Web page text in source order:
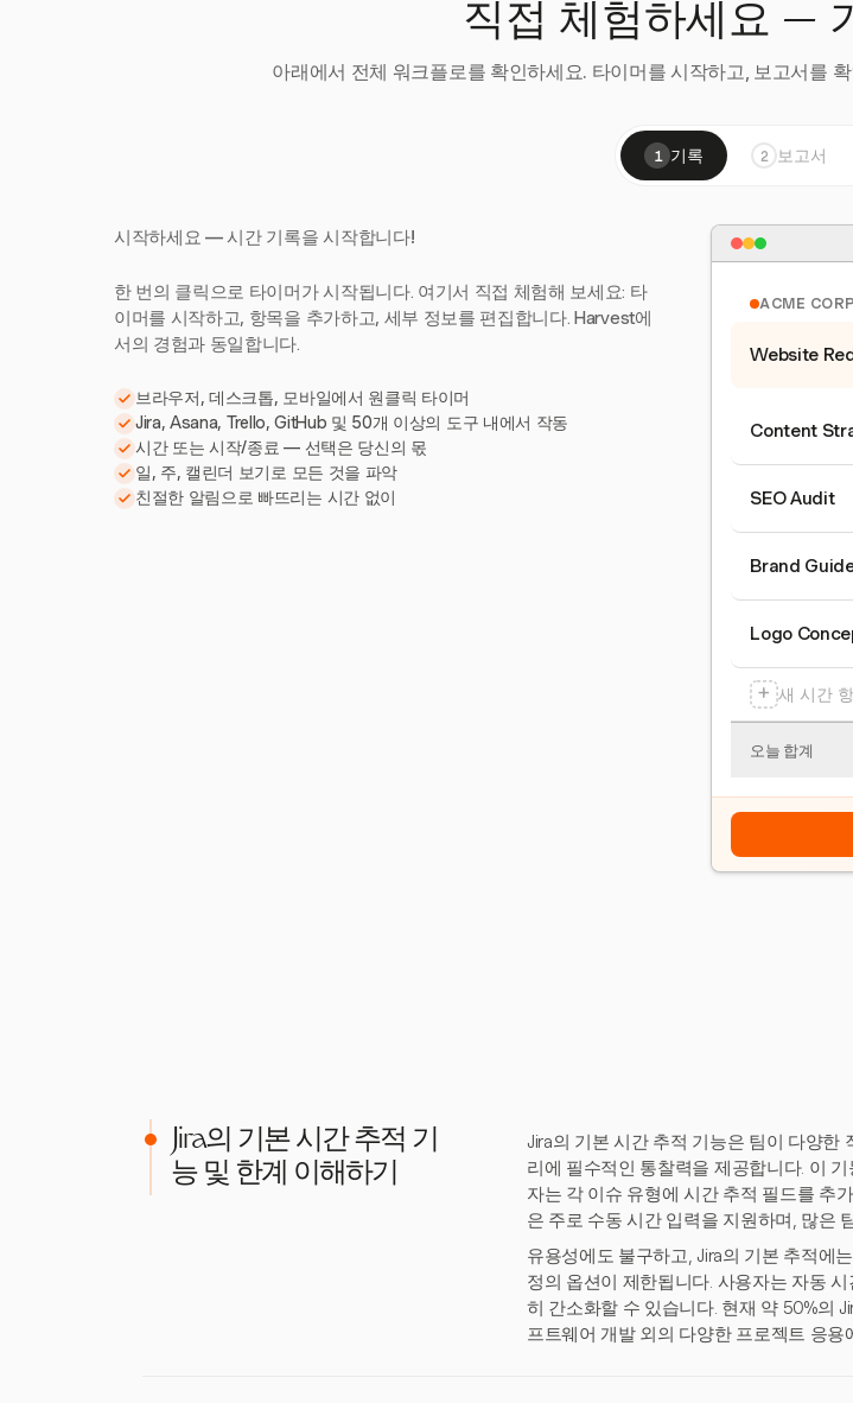
직접 체험하세요 —
아래에서 전체 워크플로를 확인하세요. 타이머를 시작하고, 보고서를
1 기록 2 보고서
시작하세요 — 시간 기록을 시작합니다!
한 번의 클릭으로 타이머가 시작됩니다. 여기서 직접 체험해 보세요: 타
이머를 시작하고, 항목을 추가하고, 세부 정보를 편집합니다. Harvest에
서의 경험과 동일합니다.
브라우저, 데스크톱, 모바일에서 원클릭 타이머
Jira, Asana, Trello, GitHub 및 50개 이상의 도구 내에서 작동
시간 또는 시작/종료 — 선택은 당신의 몫
일, 주, 캘린더 보기로 모든 것을 파악
친절한 알림으로 빠뜨리는 시간 없이
ACME CORP
Website
Content
SEO Audit
Brand
Logo
+ 새 시간
오늘 합계
Jira의 기본 시간 추적 기
능 및 한계 이해하기
Jira의 기본 시간 추적 기능은 팀이 다양한
리에 필수적인 통찰력을 제공합니다. 이
자는 각 이슈 유형에 시간 추적 필드를 추
은 주로 수동 시간 입력을 지원하며, 많은
유용성에도 불구하고, Jira의 기본 추적에
정의 옵션이 제한됩니다. 사용자는 자동
히 간소화할 수 있습니다. 현재 약 50%의
프트웨어 개발 외의 다양한 프로젝트 응용